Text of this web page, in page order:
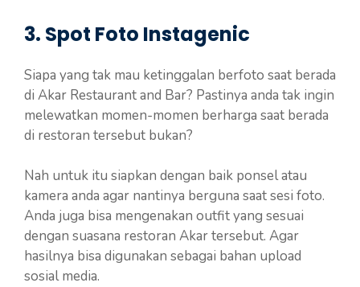
3. Spot Foto Instagenic
Siapa yang tak mau ketinggalan berfoto saat berada
di Akar Restaurant and Bar? Pastinya anda tak ingin
melewatkan momen-momen berharga saat berada
di restoran tersebut bukan?
Nah untuk itu siapkan dengan baik ponsel atau
kamera anda agar nantinya berguna saat sesi foto.
Anda juga bisa mengenakan outfit yang sesuai
dengan suasana restoran Akar tersebut. Agar
hasilnya bisa digunakan sebagai bahan upload
sosial media.